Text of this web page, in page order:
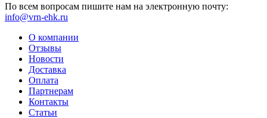
По всем вопросам пишите нам на электронную почту:
info@vrn-ehk.ru
О компании
Отзывы
Новости
Доставка
Оплата
Партнерам
Контакты
Статьи